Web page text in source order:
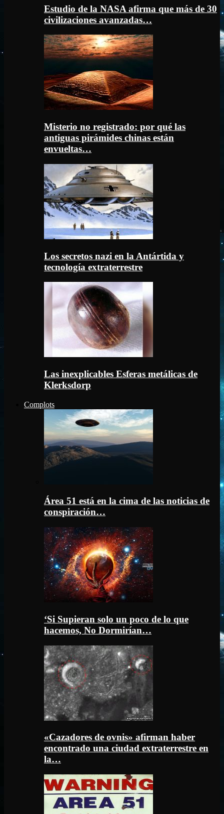
Estudio de la NASA afirma que más de 30
civilizaciones avanzadas…
Misterio no registrado: por qué las
antiguas pirámides chinas están
envueltas…
Los secretos nazi en la Antártida y
tecnología extraterrestre
Las inexplicables Esferas metálicas de
Klerksdorp
Complots
Área 51 está en la cima de las noticias de
conspiración…
‘Si Supieran solo un poco de lo que
hacemos, No Dormirían…
«Cazadores de ovnis» afirman haber
encontrado una ciudad extraterrestre en
la…